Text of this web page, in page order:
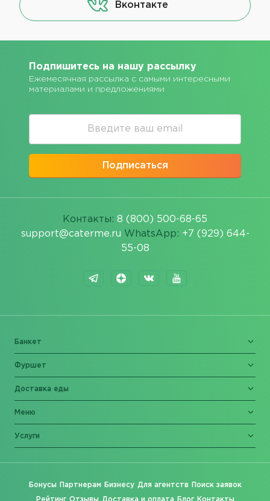
Вконтакте
Подпишитесь на нашу рассылку
Ежемесячная рассылка с самыми интересными
материалами и предложениями
Подписаться
Контакты: 8 (800) 500-68-65
support@caterme.ru WhatsApp: +7 (929) 644-
55-08
Банкет
Фуршет
Доставка еды
Меню
Услуги
Бонусы Партнерам Бизнесу Для агентств Поиск заявок
Рейтинг Отзывы Доставка и оплата Блог Контакты